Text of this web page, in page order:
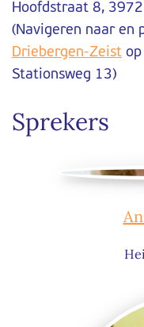
Hoofdstraat 8,
(Navigeren naar en
Driebergen-Zeist
Stationsweg 13)
Sprekers